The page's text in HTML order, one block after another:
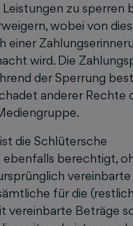
zu sperren
wobei von
einer
wird. Die
der Sperrung
anderer Rechte
die Schlütersche
berechtigt,
vereinbarte
für die
vereinbarte Beträge